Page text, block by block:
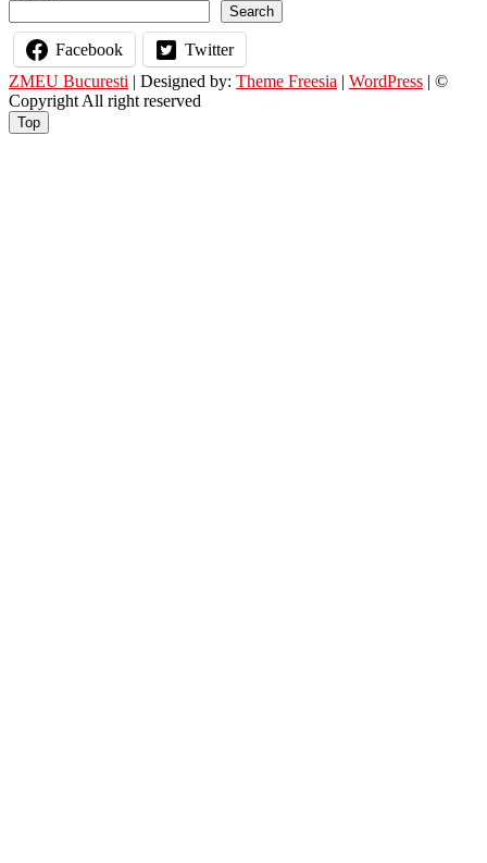
Search
Facebook
Twitter
ZMEU Bucuresti | Designed by: Theme Freesia | WordPress | ©
Copyright All right reserved
Top